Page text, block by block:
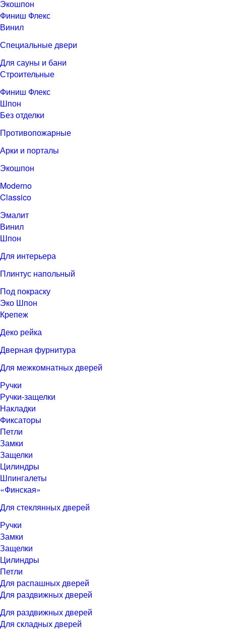
Экошпон
Финиш Флекс
Винил
Специальные двери
Для сауны и бани
Строительные
Финиш Флекс
Шпон
Без отделки
Противопожарные
Арки и порталы
Экошпон
Moderno
Classico
Эмалит
Винил
Шпон
Для интерьера
Плинтус напольный
Под покраску
Эко Шпон
Крепеж
Деко рейка
Дверная фурнитура
Для межкомнатных дверей
Ручки
Ручки-защелки
Накладки
Фиксаторы
Петли
Замки
Защелки
Цилиндры
Шпингалеты
«Финская»
Для стеклянных дверей
Ручки
Замки
Защелки
Цилиндры
Петли
Для распашных дверей
Для раздвижных дверей
Для раздвижных дверей
Для складных дверей